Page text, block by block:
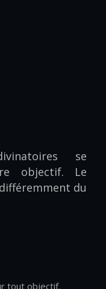
se
objectif. Le
du
tout objectif.